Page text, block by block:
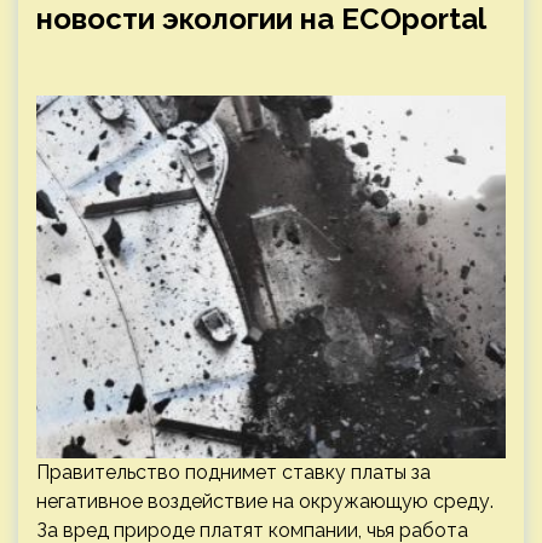
новости экологии на ECOportal
Правительство поднимет ставку платы за
негативное воздействие на окружающую среду.
За вред природе платят компании, чья работа